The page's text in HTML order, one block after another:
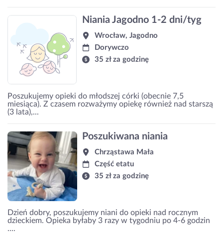
Niania Jagodno 1-2 dni/tyg
Wrocław, Jagodno
Dorywczo
35 zł za godzinę
Poszukujemy opieki do młodszej córki (obecnie 7,5
miesiąca). Z czasem rozważymy opiekę również nad starszą
(3 lata),...
Poszukiwana niania
Chrząstawa Mała
Część etatu
35 zł za godzinę
Dzień dobry, poszukujemy niani do opieki nad rocznym
dzieckiem. Opieka byłaby 3 razy w tygodniu po 4-6 godzin
....